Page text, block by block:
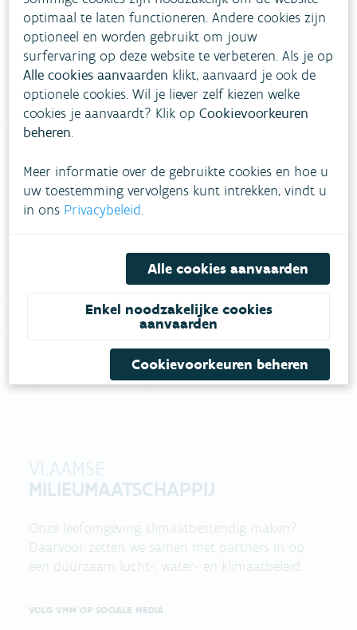
Meer informatie
Heb je vragen?
Niet gevonden wat je zocht? Vul ons
contactformulier in.
VLAAMSE
MILIEUMAATSCHAPPIJ
Onze leefomgeving klimaatbestendig maken?
Daarvoor zetten we samen met partners in op
een duurzaam lucht-, water- en klimaatbeleid.
VOLG VMM OP SOCIALE MEDIA
optimaal te laten functioneren. Andere cookies zijn
optioneel en worden gebruikt om jouw
surfervaring op deze website te verbeteren. Als je op
Alle cookies aanvaarden klikt, aanvaard je ook de
optionele cookies. Wil je liever zelf kiezen welke
cookies je aanvaardt? Klik opCookievoorkeuren
beheren.
Meer informatie over de gebruikte cookies en hoe u
uw toestemming vervolgens kunt intrekken, vindt u
in ons Privacybeleid.
Alle cookies aanvaarden
Enkel noodzakelijke cookies
aanvaarden
Cookievoorkeuren beheren